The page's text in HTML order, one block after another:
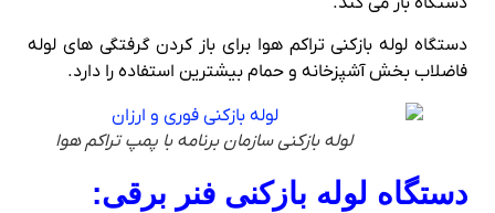
دستگاه لوله بازکنی تراکم هوا برای باز کردن گرفتگی های لوله
فاضلاب بخش آشپزخانه و حمام بیشترین استفاده را دارد.
لوله بازکنی سازمان برنامه با پمپ تراکم هوا
دستگاه لوله بازکنی فنر برقی: